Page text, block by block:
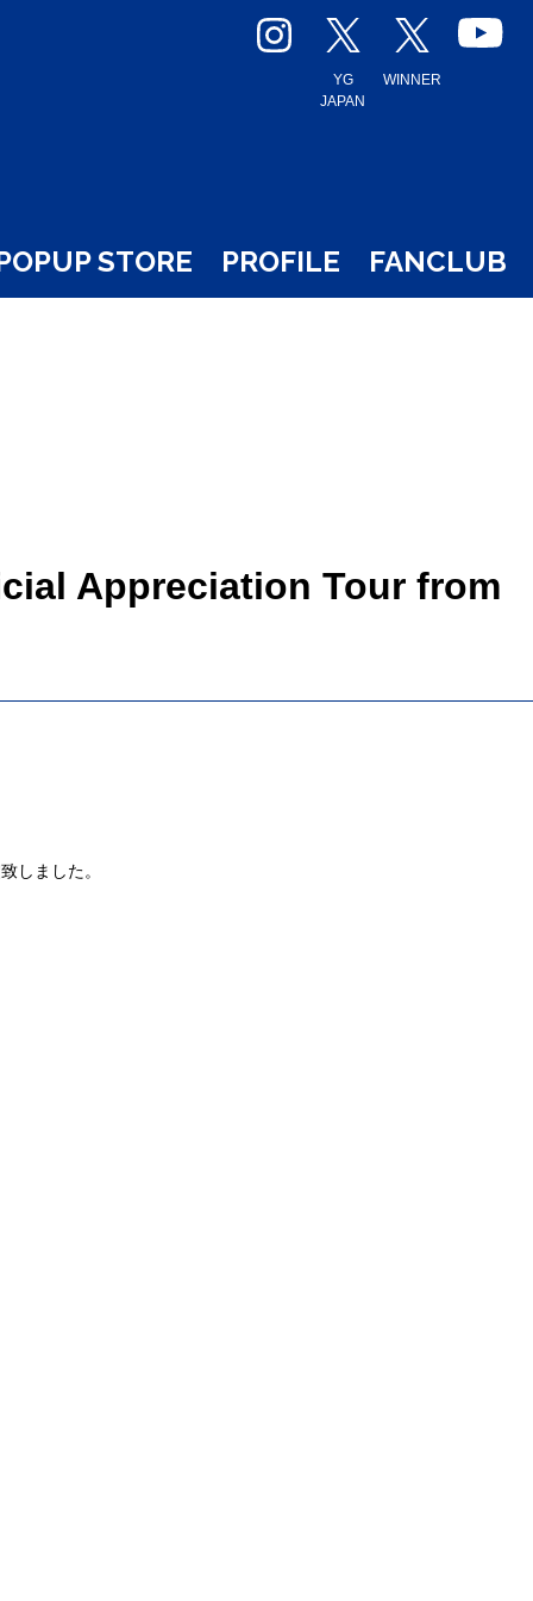
STORE PROFILE FANCLUB
YG
JAPAN
WINNER
Appreciation Tour from
しました。